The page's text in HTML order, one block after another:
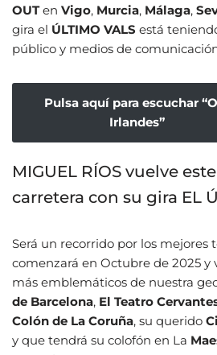
OUTen Vigo, Murcia, Málaga,
gira el ÚLTIMO VALS está
público y medios de
Pulsa aquí para escuchar
Irlandes”
MIGUEL RÍOS vuelve
carretera con su gira EL
Será un recorrido por los mejores
comenzará en Octubre de 2025 y
más emblemáticos de nuestra
de Barcelona, El Teatro
Colón de La Coruña, su querido
y que tendrá su colofón en La